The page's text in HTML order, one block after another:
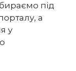
під
а
у